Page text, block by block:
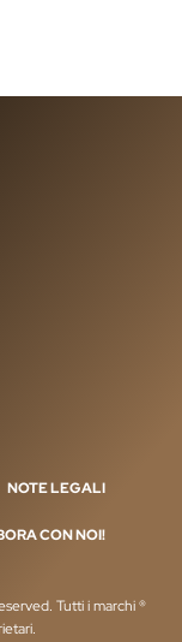
NOTE LEGALI
CON NOI!
Tutti i marchi ®